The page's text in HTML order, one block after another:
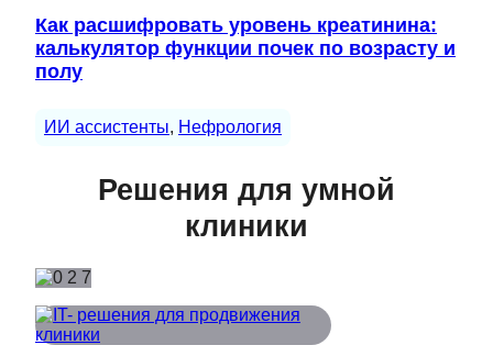
Как расшифровать уровень креатинина:
калькулятор функции почек по возрасту и
полу
ИИ ассистенты, Нефрология
Решения для умной
клиники